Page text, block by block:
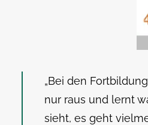
„Bei den
nur raus und lernt
sieht, es geht